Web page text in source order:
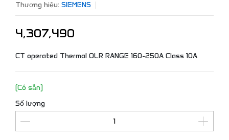
Thương hiệu: SIEMENS
4,307,490
CT operated Thermal OLR RANGE 160-250A Class 10A
(Có sẵn)
Số lượng